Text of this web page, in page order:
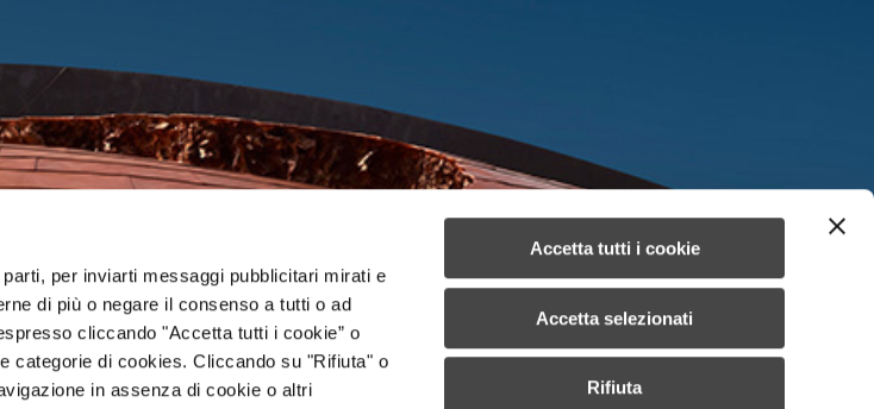
per inviarti messaggi pubblicitari mirati e
di più o negare il consenso a tutti o ad
cliccando "Accetta tutti i cookie” o
categorie di cookies. Cliccando su "Rifiuta" o
in assenza di cookie o altri
Accetta tutti i cookie
Accetta selezionati
Rifiuta